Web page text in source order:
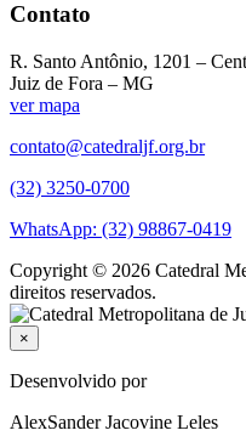
Contato
R. Santo Antônio, 1201 –
Juiz de Fora – MG
ver mapa
contato@catedraljf.org.br
(32) 3250-0700
WhatsApp: (32) 98867-0419
Copyright © 2026 Catedral
direitos reservados.
×
Desenvolvido por
AlexSander Jacovine Leles